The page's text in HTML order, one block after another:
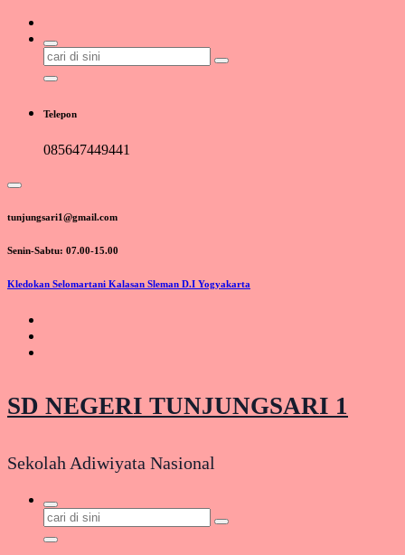
Pencarian
untuk:
Telepon
085647449441
tunjungsari1@gmail.com
Senin-Sabtu: 07.00-15.00
Kledokan Selomartani Kalasan Sleman D.I Yogyakarta
SD NEGERI TUNJUNGSARI 1
Sekolah Adiwiyata Nasional
Pencarian
untuk: